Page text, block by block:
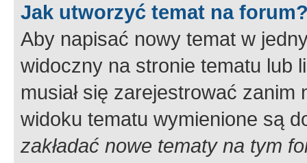
Jak utworzyć temat na
Aby napisać nowy temat w
widoczny na stronie tematu lub
musiał się zarejestrować
widoku tematu wymienione są
zakładać nowe tematy na tym